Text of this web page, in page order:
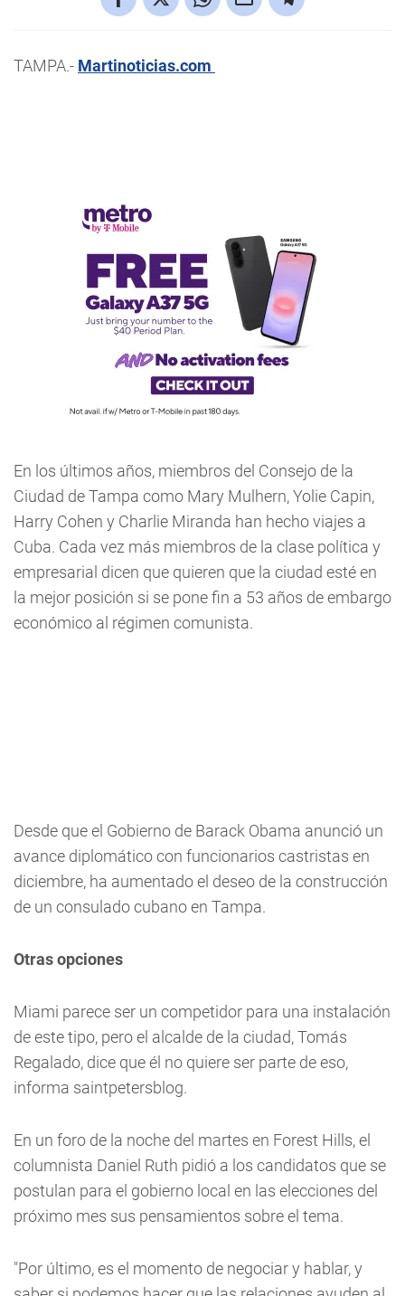
TAMPA.- Martinoticias.com
En los últimos años, miembros del Consejo de la
Ciudad de Tampa como Mary Mulhern, Yolie Capin,
Harry Cohen y Charlie Miranda han hecho viajes a
Cuba. Cada vez más miembros de la clase política y
empresarial dicen que quieren que la ciudad esté en
la mejor posición si se pone fin a 53 años de embargo
económico al régimen comunista.
Desde que el Gobierno de Barack Obama anunció un
avance diplomático con funcionarios castristas en
diciembre, ha aumentado el deseo de la construcción
de un consulado cubano en Tampa.
Otras opciones
Miami parece ser un competidor para una instalación
de este tipo, pero el alcalde de la ciudad, Tomás
Regalado, dice que él no quiere ser parte de eso,
informa saintpetersblog.
En un foro de la noche del martes en Forest Hills, el
columnista Daniel Ruth pidió a los candidatos que se
postulan para el gobierno local en las elecciones del
próximo mes sus pensamientos sobre el tema.
"Por último, es el momento de negociar y hablar, y